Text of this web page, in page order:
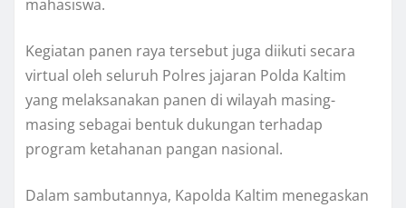
mahasiswa.
Kegiatan panen raya tersebut juga diikuti secara
virtual oleh seluruh Polres jajaran Polda Kaltim
yang melaksanakan panen di wilayah masing-
masing sebagai bentuk dukungan terhadap
program ketahanan pangan nasional.
Dalam sambutannya, Kapolda Kaltim menegaskan